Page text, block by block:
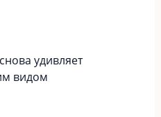
удивляет
видом